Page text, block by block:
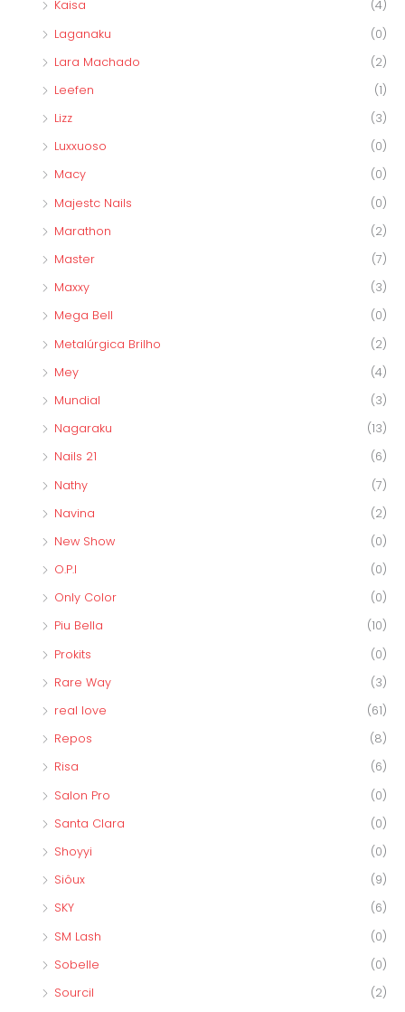
Kaisa
(4)
Laganaku
(0)
Lara Machado
(2)
Leefen
(1)
Lizz
(3)
Luxxuoso
(0)
Macy
(0)
Majestc Nails
(0)
Marathon
(2)
Master
(7)
Maxxy
(3)
Mega Bell
(0)
Metalúrgica Brilho
(2)
Mey
(4)
Mundial
(3)
Nagaraku
(13)
Nails 21
(6)
Nathy
(7)
Navina
(2)
New Show
(0)
O.P.I
(0)
Only Color
(0)
Piu Bella
(10)
Prokits
(0)
Rare Way
(3)
real love
(61)
Repos
(8)
Risa
(6)
Salon Pro
(0)
Santa Clara
(0)
Shoyyi
(0)
Siôux
(9)
SKY
(6)
SM Lash
(0)
Sobelle
(0)
Sourcil
(2)